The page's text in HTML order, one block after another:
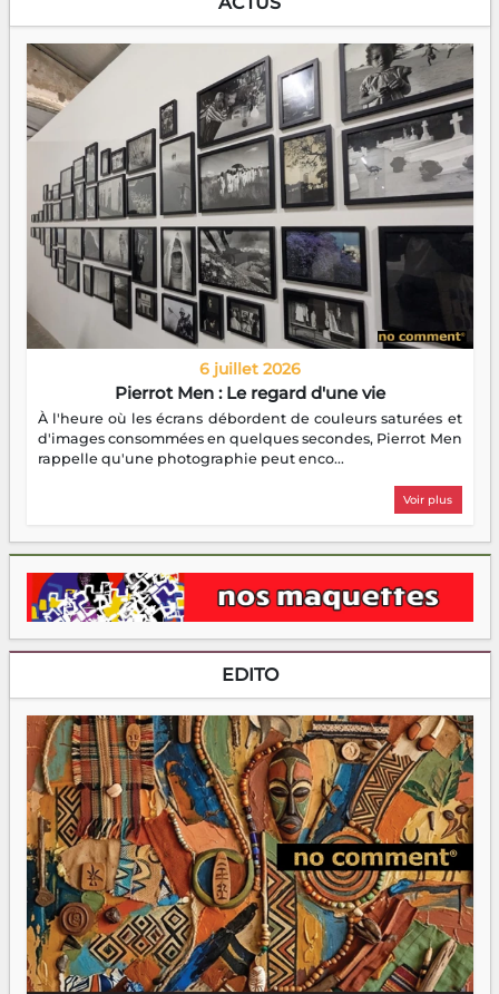
6 juillet 2026
Pierrot Men : Le regard d'une vie
À l'heure où les écrans débordent de couleurs saturées et
d'images consommées en quelques secondes, Pierrot Men
rappelle qu'une photographie peut enco...
Voir plus
EDITO